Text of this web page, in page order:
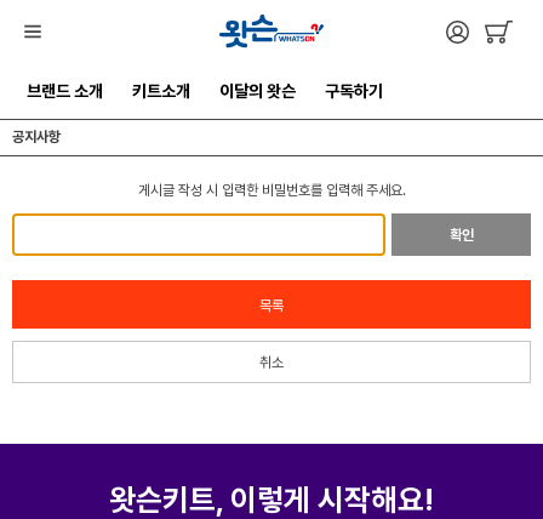
브랜드 소개 키트소개 이달의 왓슨 구독하기
공지사항
게시글 작성 시 입력한 비밀번호를 입력해 주세요.
확인
목록
취소
왓슨키트, 이렇게 시작해요!